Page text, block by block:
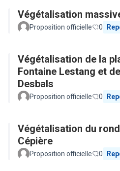
Végétalisation
Proposition officielle 0
Végétalisation de la
Fontaine Lestang et
Desbals
Proposition officielle 0
Végétalisation du
Cépière
Proposition officielle 0